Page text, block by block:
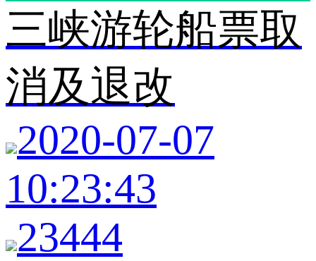
三峡游轮船票取
消及退改
2020-07-07
10:23:43
23444